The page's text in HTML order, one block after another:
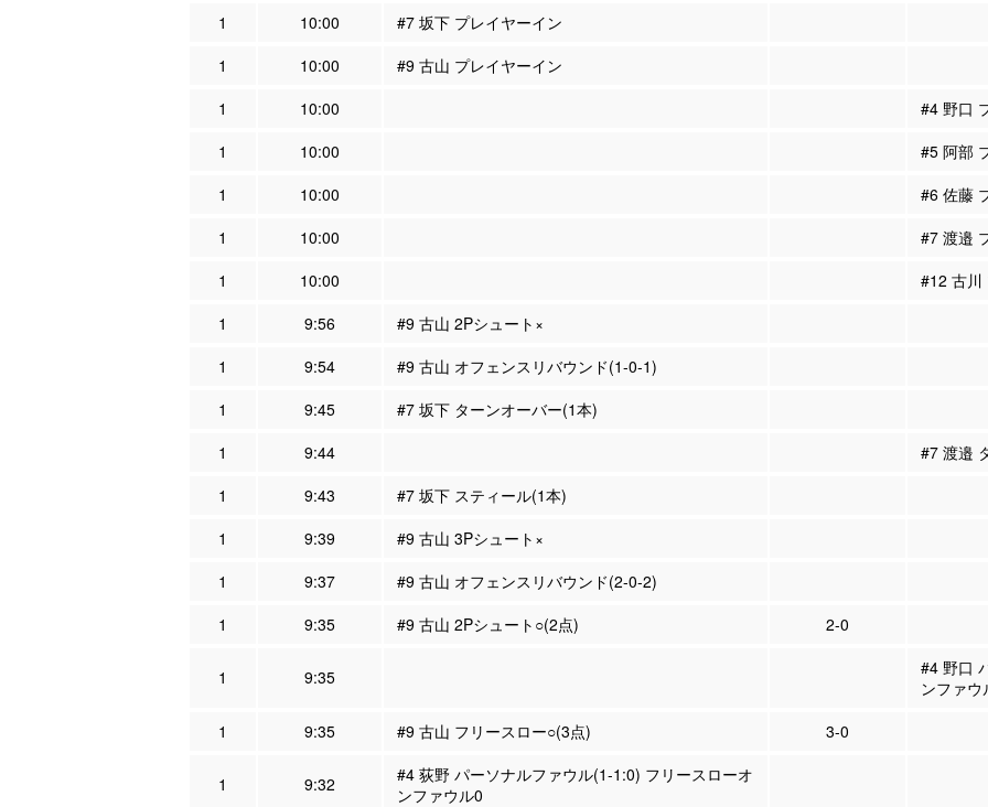
1
10:00
#7 坂下 プレイヤーイン
1
10:00
#9 古山 プレイヤーイン
1
10:00
#4 野口
1
10:00
#5 阿部
1
10:00
#6 佐藤
1
10:00
#7 渡邉
1
10:00
#12 古川
1
9:56
#9 古山 2Pシュート×
1
9:54
#9 古山 オフェンスリバウンド(1-0-1)
1
9:45
#7 坂下 ターンオーバー(1本)
1
9:44
#7 渡邉
1
9:43
#7 坂下 スティール(1本)
1
9:39
#9 古山 3Pシュート×
1
9:37
#9 古山 オフェンスリバウンド(2-0-2)
1
9:35 #9 古山 2Pシュート○(2点) 2-0
1 9:35
#4 野口
ンファウ
1
9:35 #9 古山 フリースロー○(3点) 3-0
1 9:32
#4 荻野 パーソナルファウル(1-1:0) フリースローオ
ンファウル0